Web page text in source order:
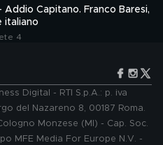
Addio Capitano. Franco Baresi,
italiano
4
Digital - RTI S.p.A.: p. iva
del Nazareno 8, 00187 Roma.
Monzese (MI) - Cap. Soc.
MFE Media For Europe N.V. -